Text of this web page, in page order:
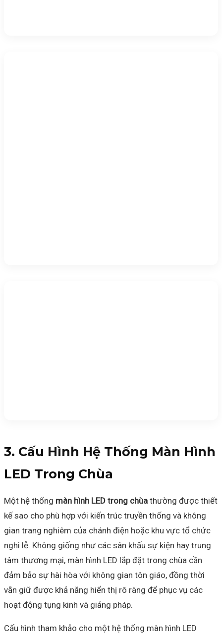
3. Cấu Hình Hệ Thống Màn Hình
LED Trong Chùa
Một hệ thống màn hình LED trong chùa thường được thiết
kế sao cho phù hợp với kiến trúc truyền thống và không
gian trang nghiêm của chánh điện hoặc khu vực tổ chức
nghi lễ. Không giống như các sân khấu sự kiện hay trung
tâm thương mại, màn hình LED lắp đặt trong chùa cần
đảm bảo sự hài hòa với không gian tôn giáo, đồng thời
vẫn giữ được khả năng hiển thị rõ ràng để phục vụ các
hoạt động tụng kinh và giảng pháp.
Cấu hình tham khảo cho một hệ thống màn hình LED